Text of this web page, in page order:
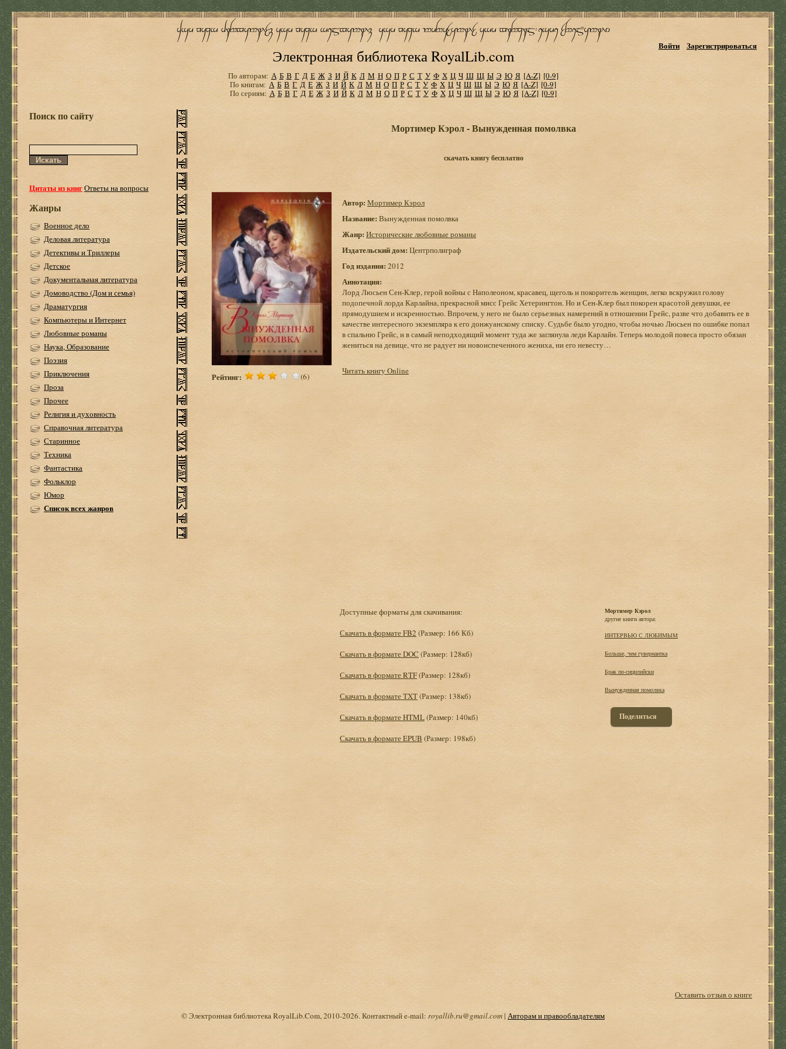
Электронная библиотека RoyalLib.com
Войти Зарегистрироваться
По авторам: А Б В Г Д Е Ж З И Й К Л М Н О П Р С Т У Ф Х Ц Ч Ш Щ Ы Э Ю Я [A-Z] [0-9]
По книгам: А Б В Г Д Е Ж З И Й К Л М Н О П Р С Т У Ф Х Ц Ч Ш Щ Ы Э Ю Я [A-Z] [0-9]
По сериям: А Б В Г Д Е Ж З И Й К Л М Н О П Р С Т У Ф Х Ц Ч Ш Щ Ы Э Ю Я [A-Z] [0-9]
Поиск по сайту
Цитаты из книгОтветы на вопросы
Жанры
Военное дело
Деловая литература
Детективы и Триллеры
Детское
Документальная литература
Домоводство (Дом и семья)
Драматургия
Компьютеры и Интернет
Любовные романы
Наука, Образование
Поэзия
Приключения
Проза
Прочее
Религия и духовность
Справочная литература
Старинное
Техника
Фантастика
Фольклор
Юмор
Список всех жанров
Мортимер Кэрол - Вынужденная помолвка
скачать книгу бесплатно
Рейтинг: (6)
Автор: Мортимер Кэрол
Название: Вынужденная помолвка
Жанр: Исторические любовные романы
Издательский дом: Центрполиграф
Год издания: 2012
Аннотация:
Лорд Люсьен Сен-Клер, герой войны с Наполеоном, красавец, щеголь и покоритель женщин, легко вскружил голову
подопечной лорда Карлайна, прекрасной мисс Грейс Хетерингтон. Но и Сен-Клер был покорен красотой девушки, ее
прямодушием и искренностью. Впрочем, у него не было серьезных намерений в отношении Грейс, разве что добавить ее в
качестве интересного экземпляра к его донжуанскому списку. Судьбе было угодно, чтобы ночью Люсьен по ошибке попал
в спальню Грейс, и в самый неподходящий момент туда же заглянула леди Карлайн. Теперь молодой повеса просто обязан
жениться на девице, что не радует ни новоиспеченного жениха, ни его невесту…
Читать книгу Online
Доступные форматы для скачивания:
Скачать в формате FB2 (Размер: 166 Кб)
Скачать в формате DOC (Размер: 128кб)
Скачать в формате RTF(Размер: 128кб)
Скачать в формате TXT(Размер: 138кб)
Скачать в формате HTML(Размер: 140кб)
Скачать в формате EPUB (Размер: 198кб)
Мортимер Кэрол
другие книги автора:
ИНТЕРВЬЮ С ЛЮБИМЫМ
Больше, чем гувернантка
Брак по-сицилийски
Вынужденная помолвка
Поделиться
Оставить отзыв о книге
© Электронная библиотека RoyalLib.Com, 2010-2026. Контактный e-mail: royallib.ru@gmail.com| Авторам и правообладателям